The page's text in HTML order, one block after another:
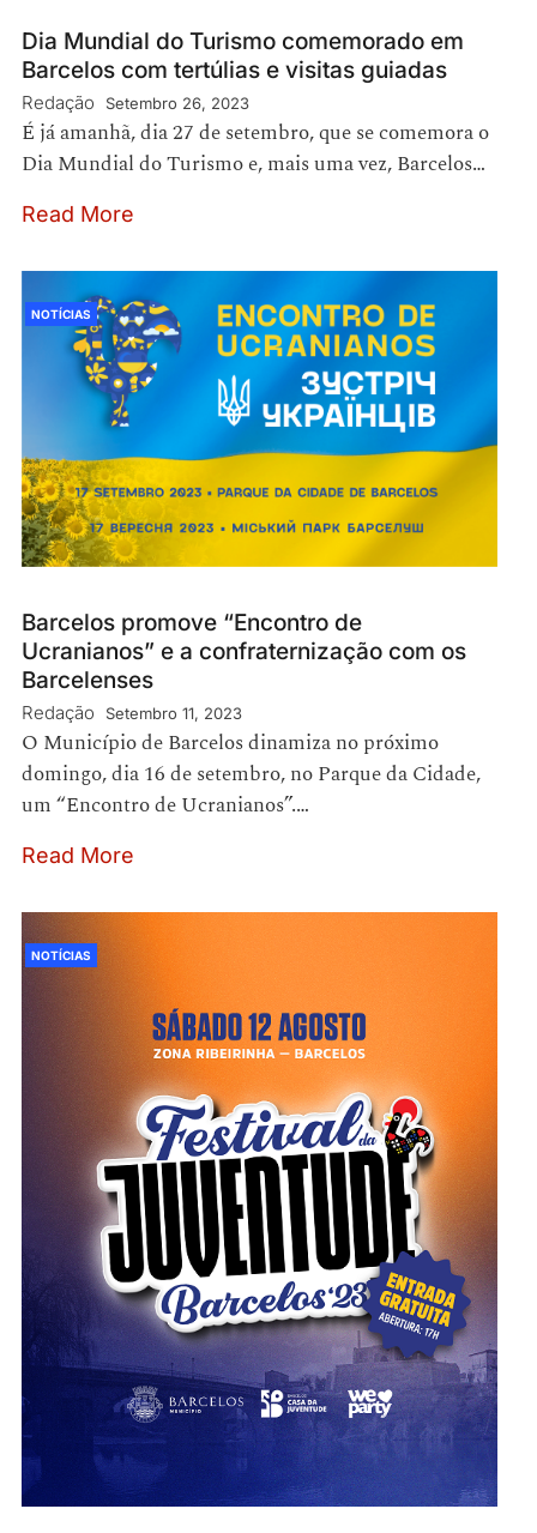
Dia Mundial do Turismo comemorado em
Barcelos com tertúlias e visitas guiadas
Redação Setembro 26, 2023
É já amanhã, dia 27 de setembro, que se comemora o
Dia Mundial do Turismo e, mais uma vez, Barcelos…
Read More
NOTÍCIAS
Barcelos promove “Encontro de
Ucranianos” e a confraternização com os
Barcelenses
Redação Setembro 11, 2023
O Município de Barcelos dinamiza no próximo
domingo, dia 16 de setembro, no Parque da Cidade,
um “Encontro de Ucranianos”.…
Read More
NOTÍCIAS